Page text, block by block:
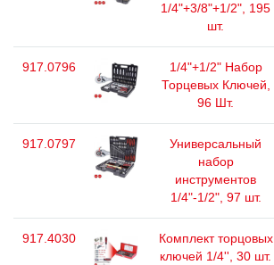
1/4"+3/8"+1/2", 195
шт.
917.0796
1/4"+1/2" Набор
Торцевых Ключей,
96 Шт.
917.0797
Универсальный
набор
инструментов
1/4"-1/2", 97 шт.
917.4030
Комплект торцовых
ключей 1/4'', 30 шт.